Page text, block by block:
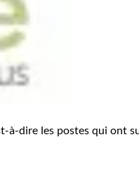
à-dire les postes qui ont